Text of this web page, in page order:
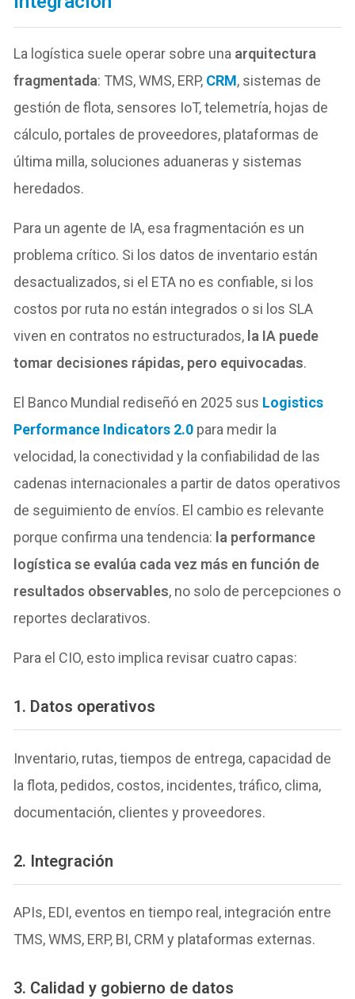
La logística suele operar sobre una arquitectura
fragmentada: TMS, WMS, ERP, CRM, sistemas de
gestión de flota, sensores IoT, telemetría, hojas de
cálculo, portales de proveedores, plataformas de
última milla, soluciones aduaneras y sistemas
heredados.
Para un agente de IA, esa fragmentación es un
problema crítico. Si los datos de inventario están
desactualizados, si el ETA no es confiable, si los
costos por ruta no están integrados o si los SLA
viven en contratos no estructurados, la IA puede
tomar decisiones rápidas, pero equivocadas.
El Banco Mundial rediseñó en 2025 sus Logistics
Performance Indicators 2.0 para medir la
velocidad, la conectividad y la confiabilidad de las
cadenas internacionales a partir de datos operativos
de seguimiento de envíos. El cambio es relevante
porque confirma una tendencia: la performance
logística se evalúa cada vez más en función de
resultados observables, no solo de percepciones o
reportes declarativos.
Para el CIO, esto implica revisar cuatro capas:
1. Datos operativos
Inventario, rutas, tiempos de entrega, capacidad de
la flota, pedidos, costos, incidentes, tráfico, clima,
documentación, clientes y proveedores.
2. Integración
APIs, EDI, eventos en tiempo real, integración entre
TMS, WMS, ERP, BI, CRM y plataformas externas.
3. Calidad y gobierno de datos